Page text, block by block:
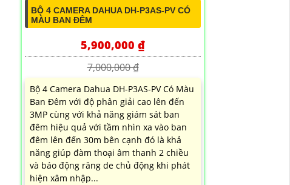
BỘ 4 CAMERA DAHUA DH-P3AS-PV CÓ
MÀU BAN ĐÊM
5,900,000 ₫
7,000,000 ₫
Bộ 4 Camera Dahua DH-P3AS-PV Có Màu
Ban Đêm với độ phân giải cao lên đến
3MP cùng với khả năng giám sát ban
đêm hiệu quả với tầm nhìn xa vào ban
đêm lên đến 30m bên cạnh đó là khả
năng giúp đàm thoại âm thanh 2 chiều
và báo động răng de chủ động khi phát
hiện xâm nhập...